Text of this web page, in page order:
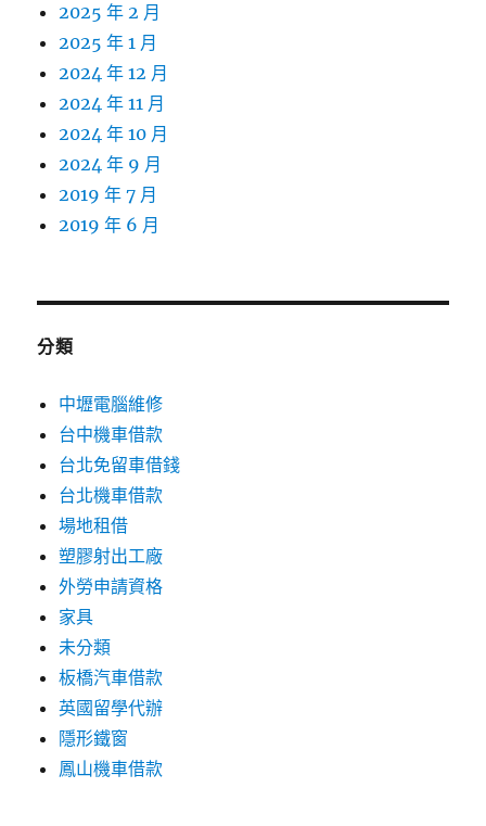
2025 年 2 月
2025 年 1 月
2024 年 12 月
2024 年 11 月
2024 年 10 月
2024 年 9 月
2019 年 7 月
2019 年 6 月
分類
中壢電腦維修
台中機車借款
台北免留車借錢
台北機車借款
場地租借
塑膠射出工廠
外勞申請資格
家具
未分類
板橋汽車借款
英國留學代辦
隱形鐵窗
鳳山機車借款